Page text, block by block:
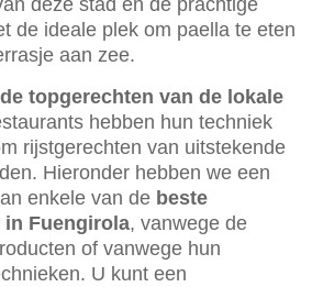
deze stad en de prachtige
de ideale plek om paella te eten
aan zee.
topgerechten van de lokale
hebben hun techniek
rijstgerechten van uitstekende
Hieronder hebben we een
enkele van de beste
in Fuengirola, vanwege de
of vanwege hun
U kunt een